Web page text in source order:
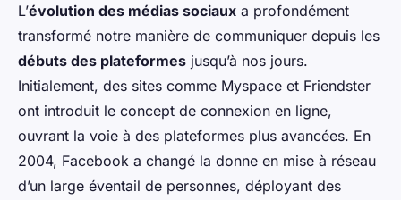
L’évolution des médias sociaux a profondément
transformé notre manière de communiquer depuis les
débuts des plateformes jusqu’à nos jours.
Initialement, des sites comme Myspace et Friendster
ont introduit le concept de connexion en ligne,
ouvrant la voie à des plateformes plus avancées. En
2004, Facebook a changé la donne en mise à réseau
d’un large éventail de personnes, déployant des